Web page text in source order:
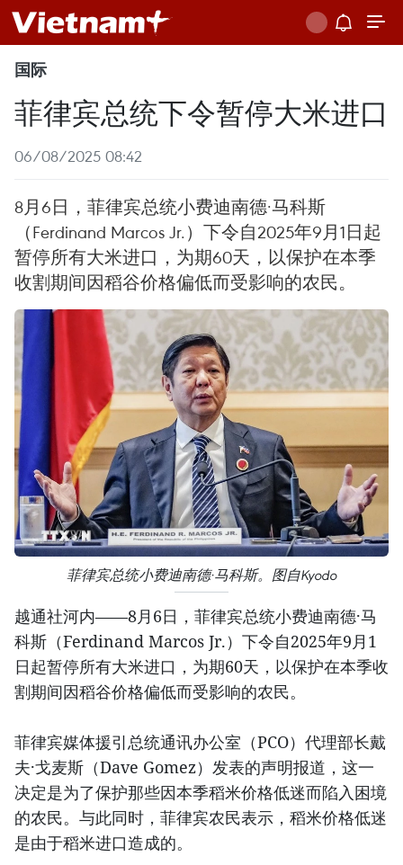
国际
菲律宾总统下令暂停大米进口
06/08/2025 08:42
8月6日，菲律宾总统小费迪南德·马科斯
（Ferdinand Marcos Jr.）下令自2025年9月1日起
暂停所有大米进口，为期60天，以保护在本季
收割期间因稻谷价格偏低而受影响的农民。
菲律宾总统小费迪南德·马科斯。图自Kyodo
越通社河内——8月6日，菲律宾总统小费迪南德·马
科斯（Ferdinand Marcos Jr.）下令自2025年9月1
日起暂停所有大米进口，为期60天，以保护在本季收
割期间因稻谷价格偏低而受影响的农民。
菲律宾媒体援引总统通讯办公室（PCO）代理部长戴
夫·戈麦斯（Dave Gomez）发表的声明报道，这一
决定是为了保护那些因本季稻米价格低迷而陷入困境
的农民。与此同时，菲律宾农民表示，稻米价格低迷
是由于稻米进口造成的。